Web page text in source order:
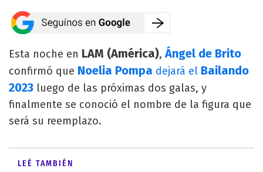
Esta noche en LAM (América),Ángel de Brito
confirmó que Noelia Pompa dejará el Bailando
2023 luego de las próximas dos galas, y
finalmente se conoció el nombre de la figura que
será su reemplazo.
LEÉ TAMBIÉN